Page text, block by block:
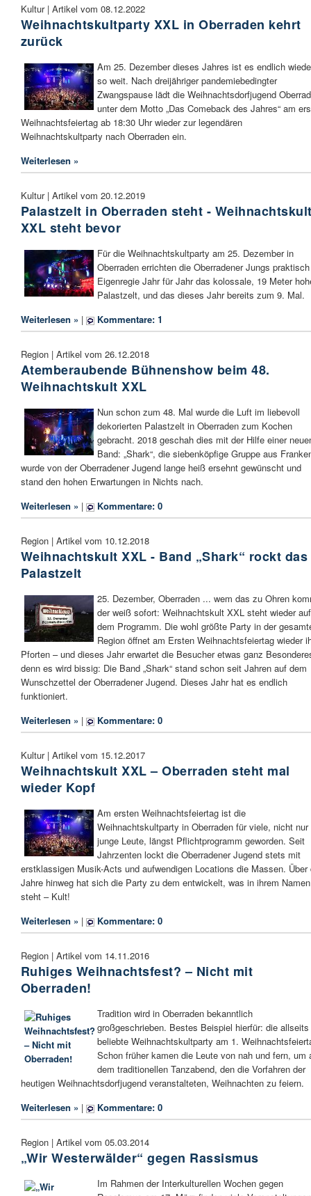
Kultur | Artikel vom 08.12.2022
Weihnachtskultparty XXL in Oberraden kehrt
zurück
Am 25. Dezember dieses Jahres ist es endlich
so weit. Nach dreijähriger pandemiebedingter
Zwangspause lädt die Weihnachtsdorfjugend
unter dem Motto „Das Comeback des Jahres“ am
Weihnachtsfeiertag ab 18:30 Uhr wieder zur legendären
Weihnachtskultparty nach Oberraden ein.
Weiterlesen »
Kultur | Artikel vom 20.12.2019
Palastzelt in Oberraden steht -
XXL steht bevor
Für die Weihnachtskultparty am 25. Dezember in
Oberraden errichten die Oberradener Jungs
Eigenregie Jahr für Jahr das kolossale, 19 Meter
Palastzelt, und das dieses Jahr bereits zum 9. Mal.
Weiterlesen » | Kommentare: 1
Region | Artikel vom 26.12.2018
Atemberaubende Bühnenshow beim 48.
Weihnachtskult XXL
Nun schon zum 48. Mal wurde die Luft im liebevoll
dekorierten Palastzelt in Oberraden zum Kochen
gebracht. 2018 geschah dies mit der Hilfe einer
Band: „Shark“, die siebenköpfige Gruppe aus
wurde von der Oberradener Jugend lange heiß ersehnt gewünscht und
stand den hohen Erwartungen in Nichts nach.
Weiterlesen » | Kommentare: 0
Region | Artikel vom 10.12.2018
Weihnachtskult XXL - Band „Shark“ rockt das
Palastzelt
25. Dezember, Oberraden ... wem das zu Ohren
der weiß sofort: Weihnachtskult XXL steht wieder auf
dem Programm. Die wohl größte Party in der
Region öffnet am Ersten Weihnachtsfeiertag wieder
Pforten – und dieses Jahr erwartet die Besucher etwas ganz
denn es wird bissig: Die Band „Shark“ stand schon seit Jahren auf dem
Wunschzettel der Oberradener Jugend. Dieses Jahr hat es endlich
funktioniert.
Weiterlesen » | Kommentare: 0
Kultur | Artikel vom 15.12.2017
Weihnachtskult XXL – Oberraden steht mal
wieder Kopf
Am ersten Weihnachtsfeiertag ist die
Weihnachtskultparty in Oberraden für viele, nicht nur
junge Leute, längst Pflichtprogramm geworden. Seit
Jahrzenten lockt die Oberradener Jugend stets mit
erstklassigen Musik-Acts und aufwendigen Locations die Massen. Über
Jahre hinweg hat sich die Party zu dem entwickelt, was in ihrem Namen
steht – Kult!
Weiterlesen » | Kommentare: 0
Region | Artikel vom 14.11.2016
Ruhiges Weihnachtsfest? – Nicht mit
Oberraden!
Tradition wird in Oberraden bekanntlich
großgeschrieben. Bestes Beispiel hierfür: die allseits
beliebte Weihnachtskultparty am 1.
Schon früher kamen die Leute von nah und fern, um
dem traditionellen Tanzabend, den die Vorfahren der
heutigen Weihnachtsdorfjugend veranstalteten, Weihnachten zu feiern.
Weiterlesen » | Kommentare: 0
Region | Artikel vom 05.03.2014
„Wir Westerwälder“ gegen Rassismus
Im Rahmen der Interkulturellen Wochen gegen